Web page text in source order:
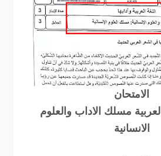
الامتحان
الوطني 2023 العربية مسلك الاداب والعلوم
الانسانية